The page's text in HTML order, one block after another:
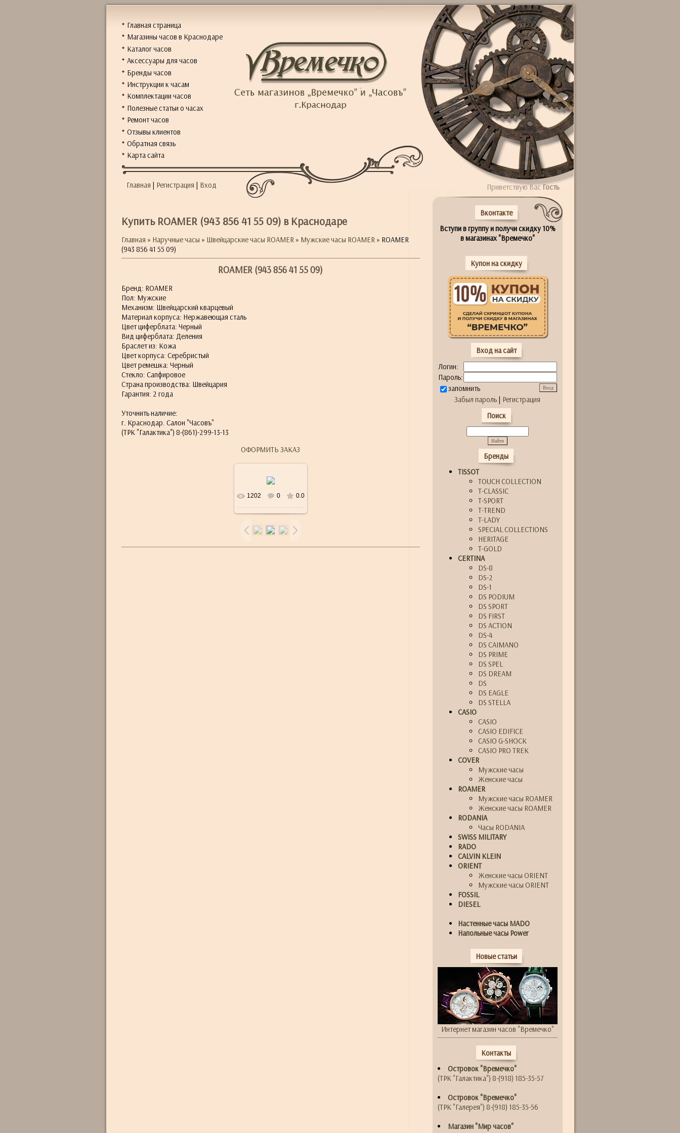
Главная страница
Магазины часов в Краснодаре
Каталог часов
Аксессуары для часов
Бренды часов
Инструкции к часам
Комплектации часов
Полезные статьи о часах
Ремонт часов
Отзывы клиентов
Обратная связь
Карта сайта
Главная | Регистрация | Вход
Купить ROAMER (943 856 41 55 09) в Краснодаре
Главная » Наручные часы » Швейцарские часы ROAMER» Мужские часы ROAMER» ROAMER
(943 856 41 55 09)
ROAMER (943 856 41 55 09)
Бренд: ROAMER
Пол: Мужские
Механизм: Швейцарский кварцевый
Материал корпуса: Нержавеющая сталь
Цвет циферблата: Черный
Вид циферблата: Деления
Браслет из: Кожа
Цвет корпуса: Серебристый
Цвет ремешка: Черный
Стекло: Сапфировое
Страна производства: Швейцария
Гарантия: 2 года
Уточнить наличие:
г. Краснодар. Салон "Часовъ"
(ТРК "Галактика") 8-(861)-299-13-13
ОФОРМИТЬ ЗАКАЗ
1202 0 0.0
Приветствую ВасГость
Вконтакте
Вступи в группу и получи скидку 10%
в магазинах "Времечко"
Купон на скидку
Вход на сайт
Логин:
Пароль:
запомнить
Забыл пароль | Регистрация
Поиск
Бренды
TISSOT
TOUCH COLLECTION
T-CLASSIC
T-SPORT
T-TREND
T-LADY
SPECIAL COLLECTIONS
HERITAGE
T-GOLD
CERTINA
DS-8
DS-2
DS-1
DS PODIUM
DS SPORT
DS FIRST
DS ACTION
DS-4
DS CAIMANO
DS PRIME
DS SPEL
DS DREAM
DS
DS EAGLE
DS STELLA
CASIO
CASIO
CASIO EDIFICE
CASIO G-SHOCK
CASIO PRO TREK
COVER
Мужские часы
Женские часы
ROAMER
Мужские часы ROAMER
Женские часы ROAMER
RODANIA
Часы RODANIA
SWISS MILITARY
RADO
CALVIN KLEIN
ORIENT
Женские часы ORIENT
Мужские часы ORIENT
FOSSIL
DIESEL
Настенные часы MADO
Напольные часы Power
Новые статьи
Интернет магазин часов "Времечко"
Контакты
Островок "Времечко"
(ТРК "Галактика") 8-(918) 185-35-57
Островок "Времечко"
(ТРК "Галерея") 8-(918) 185-35-56
Магазин "Мир часов"